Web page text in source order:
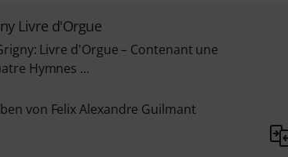
Livre d'Orgue
Livre d'Orgue – Contenant une
Hymnes ...
von Felix Alexandre Guilmant